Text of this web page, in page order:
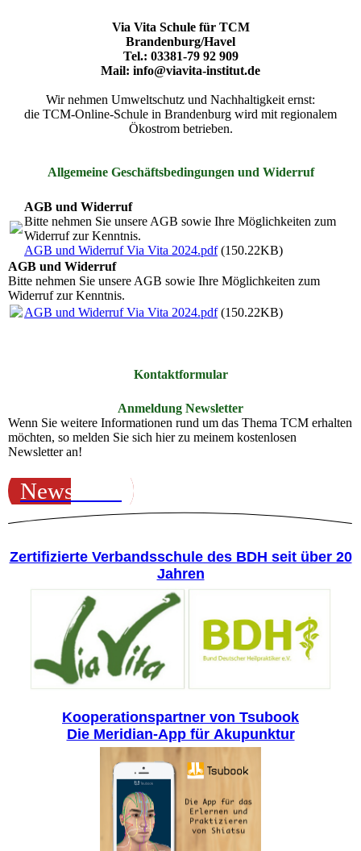
Via Vita Schule für TCM
Brandenburg/Havel
Tel.: 03381-79 92 909
Mail: info@viavita-institut.de
Wir nehmen Umweltschutz und Nachhaltigkeit ernst:
die TCM-Online-Schule in Brandenburg wird mit regionalem
Ökostrom betrieben.
Allgemeine Geschäftsbedingungen und Widerruf
AGB und Widerruf
Bitte nehmen Sie unsere AGB sowie Ihre Möglichkeiten zum
Widerruf zur Kenntnis.
AGB und Widerruf Via Vita 2024.pdf(150.22KB)
AGB und Widerruf
Bitte nehmen Sie unsere AGB sowie Ihre Möglichkeiten zum
Widerruf zur Kenntnis.
AGB und Widerruf Via Vita 2024.pdf(150.22KB)
Kontaktformular
Anmeldung Newsletter
Wenn Sie weitere Informationen rund um das Thema TCM erhalten
möchten, so melden Sie sich hier zu meinem kostenlosen
Newsletter an!
Newsletter
Zertifizierte Verbandsschule des BDH seit über 20
Jahren
Kooperationspartner von Tsubook
Die Meridian-App für Akupunktur